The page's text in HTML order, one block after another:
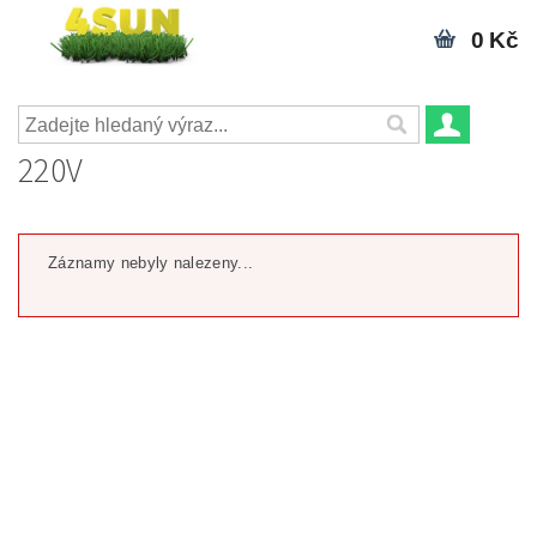
0 Kč
220V
Záznamy nebyly nalezeny...